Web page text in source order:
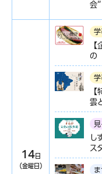
会”
14日
（金曜日）
学
の
学
雲
見
し
ス